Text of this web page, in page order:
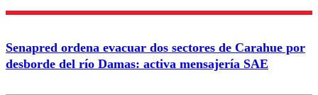
Enviar comentario
Senapred ordena evacuar dos sectores de Carahue por
desborde del río Damas: activa mensajería SAE